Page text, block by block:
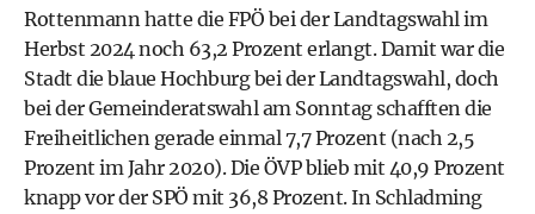
Rottenmann hatte die FPÖ bei der Landtagswahl im
Herbst 2024 noch 63,2 Prozent erlangt. Damit war die
Stadt die blaue Hochburg bei der Landtagswahl, doch
bei der Gemeinderatswahl am Sonntag schafften die
Freiheitlichen gerade einmal 7,7 Prozent (nach 2,5
Prozent im Jahr 2020). Die ÖVP blieb mit 40,9 Prozent
knapp vor der SPÖ mit 36,8 Prozent. In Schladming